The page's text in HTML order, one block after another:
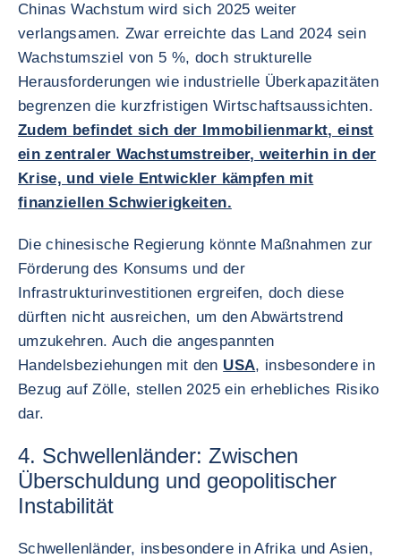
Chinas Wachstum wird sich 2025 weiter
verlangsamen. Zwar erreichte das Land 2024 sein
Wachstumsziel von 5 %, doch strukturelle
Herausforderungen wie industrielle Überkapazitäten
begrenzen die kurzfristigen Wirtschaftsaussichten.
Zudem befindet sich der Immobilienmarkt, einst
ein zentraler Wachstumstreiber, weiterhin in der
Krise, und viele Entwickler kämpfen mit
finanziellen Schwierigkeiten.
Die chinesische Regierung könnte Maßnahmen zur
Förderung des Konsums und der
Infrastrukturinvestitionen ergreifen, doch diese
dürften nicht ausreichen, um den Abwärtstrend
umzukehren. Auch die angespannten
Handelsbeziehungen mit den USA, insbesondere in
Bezug auf Zölle, stellen 2025 ein erhebliches Risiko
dar.
4. Schwellenländer: Zwischen
Überschuldung und geopolitischer
Instabilität
Schwellenländer, insbesondere in Afrika und Asien,